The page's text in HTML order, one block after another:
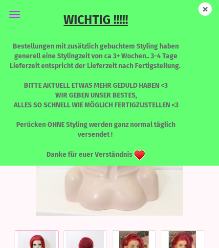
WICHTIG !!!!!
Bestellungen mit zusätzlich gebuchtem Styling haben
generell eine Stylingzeit von ca 3+ Wochen.. 3-4 Tage
Lieferzeit entspricht der Lieferzeit nach Fertigstellung.
BITTE AKTUELL ETWAS MEHR GEDULD HABEN <3
WIR GEBEN UNSER BESTES,
ALLES SO SCHNELL WIE MÖGLICH FERTIGZUSTELLEN <3
Perücken OHNE Styling werden ganz normal täglich
versendet !
Danke für euer Verständnis
Stella - BLOODLINE - Limited Edition